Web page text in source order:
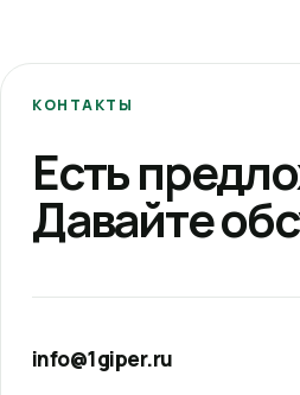
КОНТАКТЫ
Есть
Давайте
info@1giper.ru